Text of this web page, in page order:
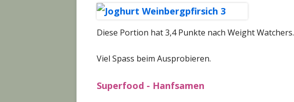
Diese Portion hat 3,4 Punkte nach Weight Watchers.
Viel Spass beim Ausprobieren.
Superfood - Hanfsamen